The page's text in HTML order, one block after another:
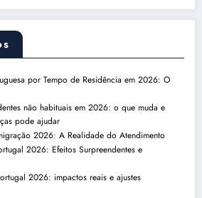
por Tempo de Residência em 2026: O
não habituais em 2026: o que muda e
pode ajudar
2026: A Realidade do Atendimento
2026: Efeitos Surpreendentes e
2026: impactos reais e ajustes